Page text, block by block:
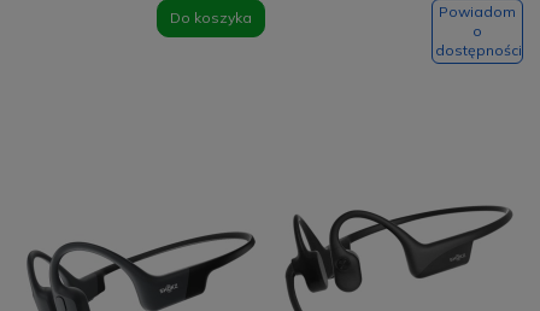
Do koszyka
Powiadom
o
dostępności